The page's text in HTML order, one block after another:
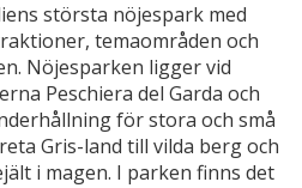
största nöjespark med
temaområden och
Nöjesparken ligger vid
Peschiera del Garda och
för stora och små
Gris-land till vilda berg och
i magen. I parken finns det